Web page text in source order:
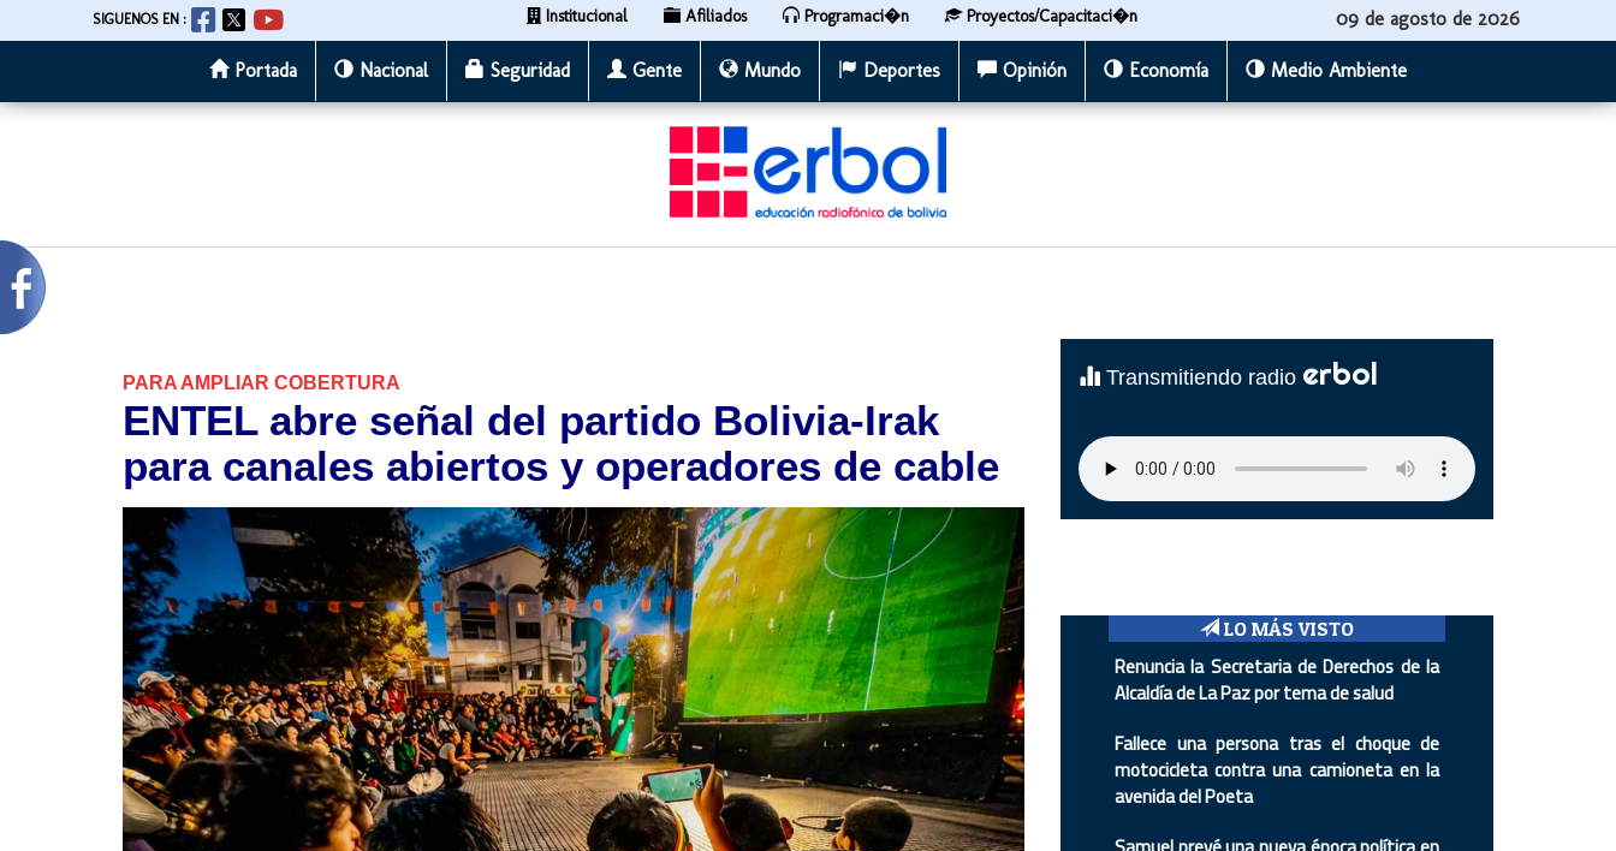
al
SIGUENOS EN : Institucional Afiliados Programaci�n Proyectos/Capacitaci�n 09 de agosto de 2026
Portada Nacional Seguridad Gente Mundo Deportes Opinión Economía Medio Ambiente
PARA AMPLIAR COBERTURA
ENTEL abre señal del partido Bolivia-Irak
para canales abiertos y operadores de cable
Transmitiendo radio erbol
LO MÁS VISTO
Renuncia la Secretaria de Derechos de la
Alcaldía de La Paz por tema de salud
Fallece una persona tras el choque de
motocicleta contra una camioneta en la
avenida del Poeta